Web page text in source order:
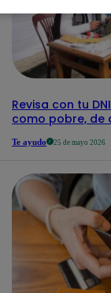
Revisa con tu
como pobre, de
Te ayudo 25 de mayo 2026